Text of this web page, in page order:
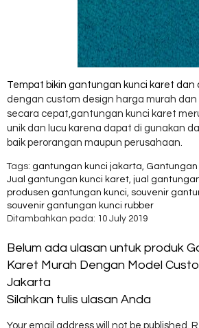
Tempat bikin gantungan kunci karet dan
dengan custom design harga murah dan
secara cepat,gantungan kunci karet
unik dan lucu karena dapat di gunakan
baik perorangan maupun perusahaan.
Tags: gantungan kunci jakarta,
Jual gantungan kunci karet, jual
produsen gantungan kunci, souvenir
souvenir gantungan kunci rubber
Ditambahkan pada: 10 July 2019
Belum ada ulasan untuk produk
Karet Murah Dengan Model
Jakarta
Silahkan tulis ulasan Anda
Your email address will not be published.